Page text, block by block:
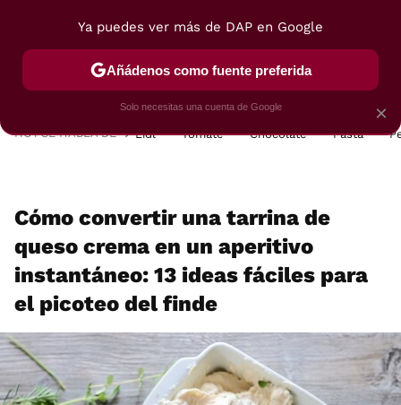
POSTRES VIAJES SELECCIÓN VEGUI
HOY SE HABLA DE Lidl Tomate Chocolate Pasta
Cómo convertir una tarrina de
queso crema en un aperitivo
instantáneo: 13 ideas fáciles para
el picoteo del finde
×
Ya puedes ver más de DAP en Google
Añádenos como fuente preferida
Solo necesitas una cuenta de Google